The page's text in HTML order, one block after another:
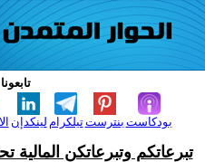
لينكدإن تيلكرامبنترست بودكاست
تبرعاتكم وتبرعاتكن المالية